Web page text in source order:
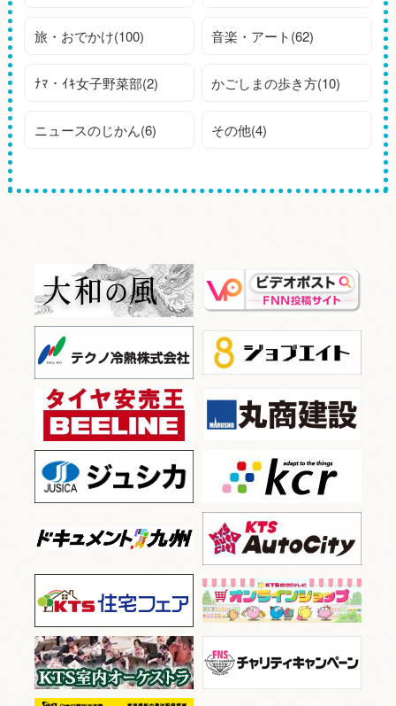
旅・おでかけ(100) 音楽・アート(62)
ﾅﾏ・ｲｷ女子野菜部(2) かごしまの歩き方(10)
ニュースのじかん(6) その他(4)